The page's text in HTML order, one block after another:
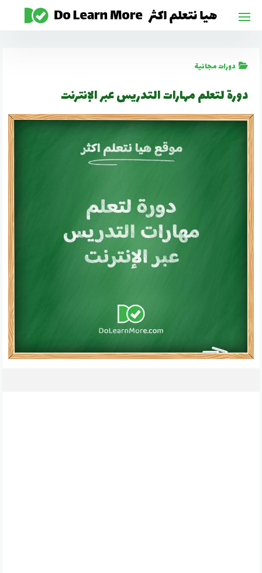
دورات مجانية
دورة لتعلم مهارات التدريس عبر الإنترنت